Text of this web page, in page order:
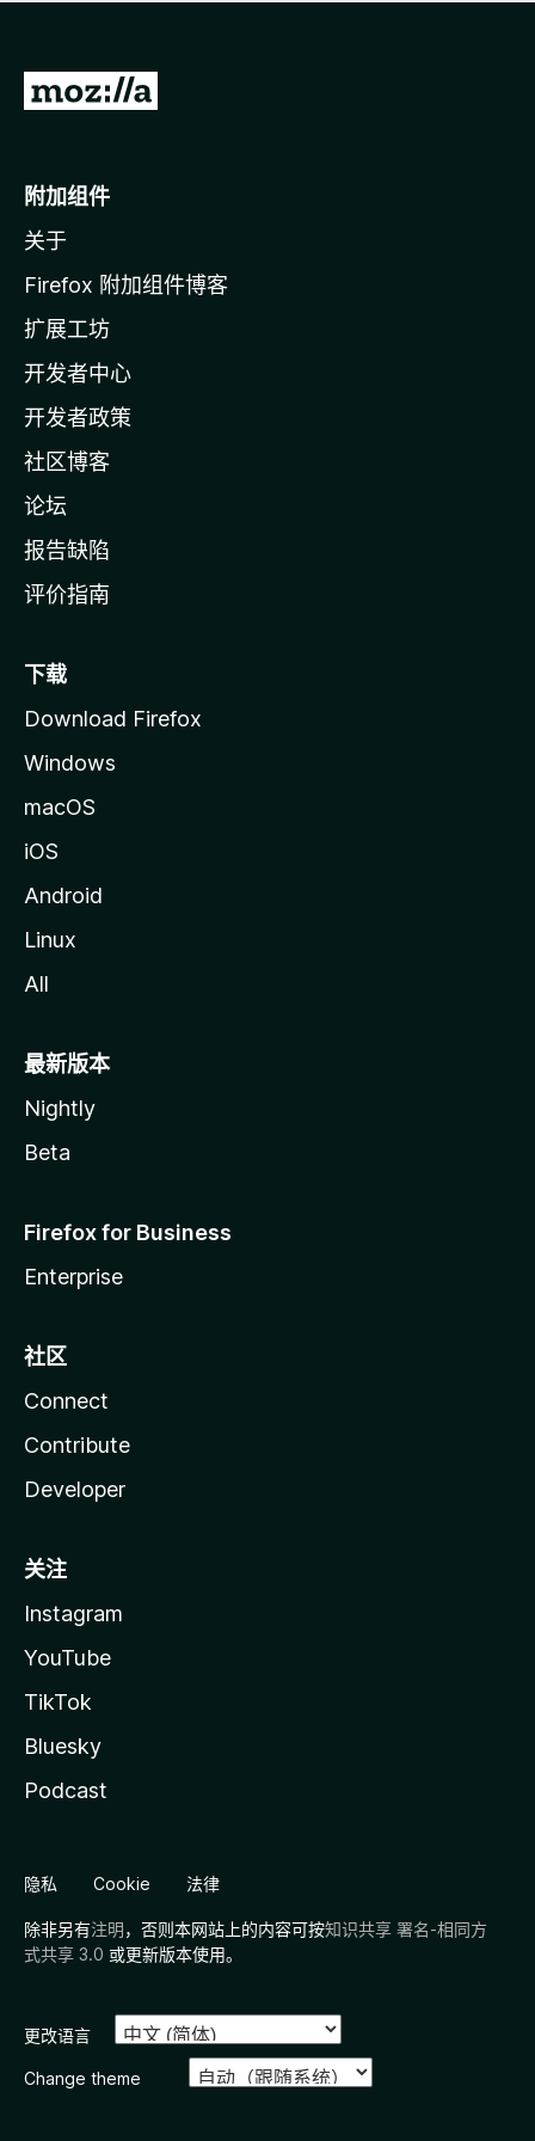
无
转
o
i
l
a
主
页
附加组件
关于
Firefox 附加组件博客
扩展工坊
开发者中心
开发者政策
社区博客
论坛
报告缺陷
评价指南
下载
Download Firefox
Windows
macOS
iOS
Android
Linux
All
最新版本
Nightly
Beta
Firefox for Business
Enterprise
社区
Connect
Contribute
Developer
关注
Instagram
YouTube
TikTok
Bluesky
Podcast
隐私 Cookie 法律
除非另有注明，否则本网站上的内容可按知识共享 署名-相同方
式共享 3.0 或更新版本使用。
更改语言
Change theme